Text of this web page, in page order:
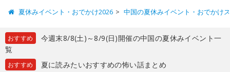
夏休みイベント・おでかけ2026 中国の夏休みイベント・おでかけ
おすすめ
今週末8/8(土)～8/9(日)開催の中国の夏休みイベント一
覧
おすすめ 夏に読みたいおすすめの怖い話まとめ